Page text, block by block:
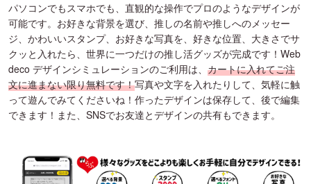
パソコンでもスマホでも、直観的な操作でプロのようなデザインが
可能です。お好きな背景を選び、推しの名前や推しへのメッセー
ジ、かわいいスタンプ、お好きな写真を、好きな位置、大きさでサ
クッと入れたら、世界に一つだけの推し活グッズが完成です！Web
deco デザインシミュレーションのご利用は、 カートに入れてご注
文に進まない限り無料です！写真や文字を入れたりして、気軽に触
って遊んでみてくださいね！作ったデザインは保存して、後で編集
できます！また、SNSでお友達とデザインの共有もできます。